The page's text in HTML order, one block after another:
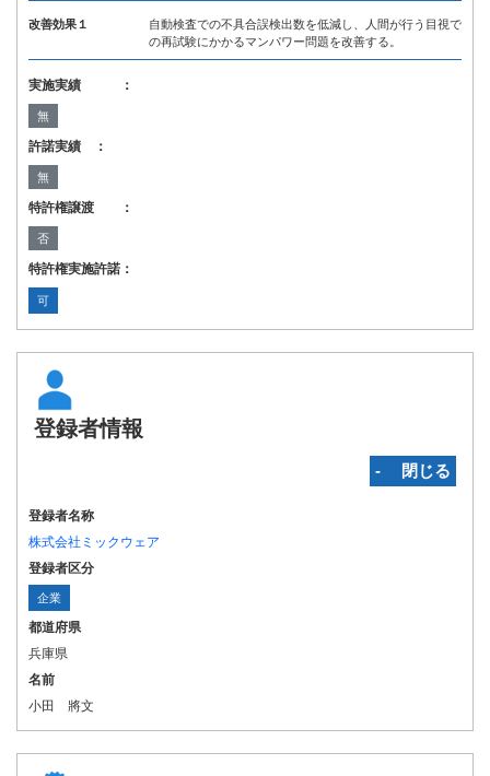
改善効果１
自動検査での不具合誤検出数を低減し、人間が行う目視で
の再試験にかかるマンパワー問題を改善する。
実施実績 ：
無
許諾実績 ：
無
特許権譲渡 ：
否
特許権実施許諾：
可
登録者情報
‐ 閉じる
登録者名称
株式会社ミックウェア
登録者区分
企業
都道府県
兵庫県
名前
小田 將文